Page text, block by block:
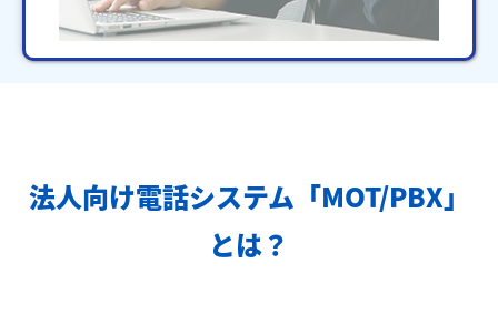
法人向け電話システム「MOT/PBX」
とは？